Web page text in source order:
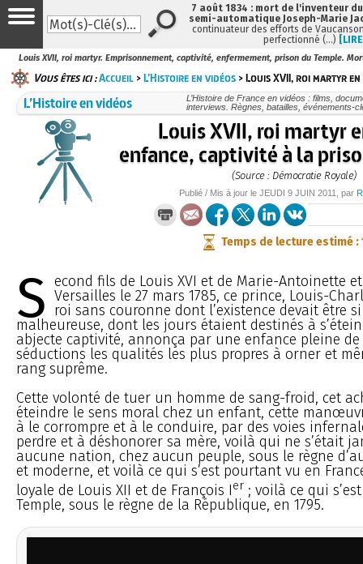
Louis XVII, roi martyr. Emprisonnement, captivité, enfermement, prison du Temple.
Vous êtes ici :Accueil >L’Histoire en vidéos > Louis XVII, roi martyr en
L’Histoire en vidéos
L’Histoire de France en vidéos : films,
interviews. Règnes, batailles, événements-
Louis XVII, roi martyr
enfance, captivité à la
(Source : Démocratie Royale)
Publié / Mis à jour le JEUDI 9 JUIN 2011 , par
Temps de lecture estimé :
S econd fils de Louis XVI et de Marie-Antoinette
Versailles le 27 mars 1785, ce prince, Louis-
roi sans couronne dont l’existence devait être
malheureuse, dont les jours étaient destinés à
abjecte captivité, annonça par une enfance pleine de
séductions les qualités les plus propres à orner et
rang suprême.
Cette volonté de tuer un homme de sang-froid, cet
éteindre le sens moral chez un enfant, cette
à le corrompre et à le conduire, par des voies
perdre et à déshonorer sa mère, voilà qui ne s’était
aucune nation, chez aucun peuple, sous le règne
et moderne, et voilà ce qui s’est pourtant vu en
loyale de Louis XII et de François Ier ; voilà ce qui
Temple, sous le règne de la République, en 1795.
7 août 1834 : mort de l'inventeur
semi-automatique Joseph-Marie
continuateur des efforts de
perfectionné (…)